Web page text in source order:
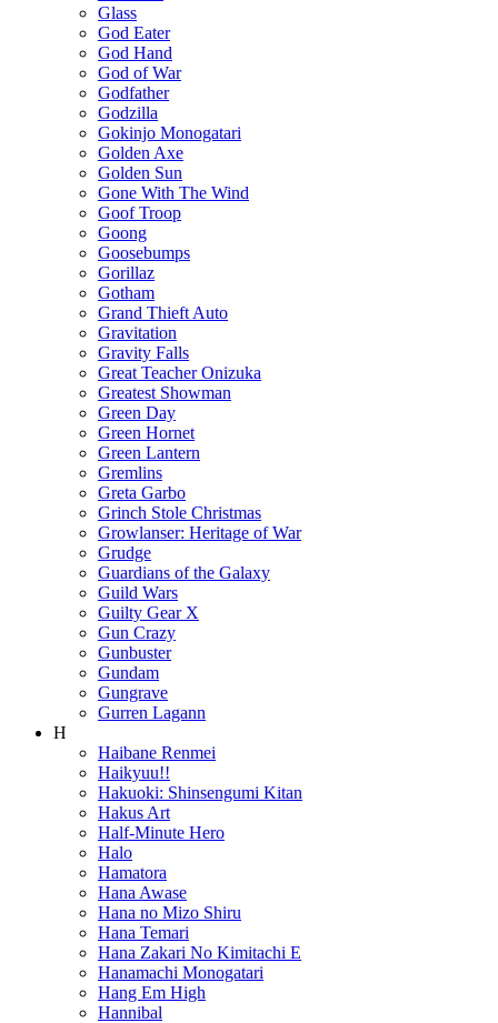
Glass
God Eater
God Hand
God of War
Godfather
Godzilla
Gokinjo Monogatari
Golden Axe
Golden Sun
Gone With The Wind
Goof Troop
Goong
Goosebumps
Gorillaz
Gotham
Grand Thieft Auto
Gravitation
Gravity Falls
Great Teacher Onizuka
Greatest Showman
Green Day
Green Hornet
Green Lantern
Gremlins
Greta Garbo
Grinch Stole Christmas
Growlanser: Heritage of War
Grudge
Guardians of the Galaxy
Guild Wars
Guilty Gear X
Gun Crazy
Gunbuster
Gundam
Gungrave
Gurren Lagann
H
Haibane Renmei
Haikyuu!!
Hakuoki: Shinsengumi Kitan
Hakus Art
Half-Minute Hero
Halo
Hamatora
Hana Awase
Hana no Mizo Shiru
Hana Temari
Hana Zakari No Kimitachi E
Hanamachi Monogatari
Hang Em High
Hannibal